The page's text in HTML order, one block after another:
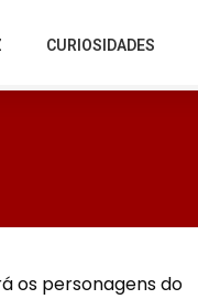
CURIOSIDADES
os personagens do